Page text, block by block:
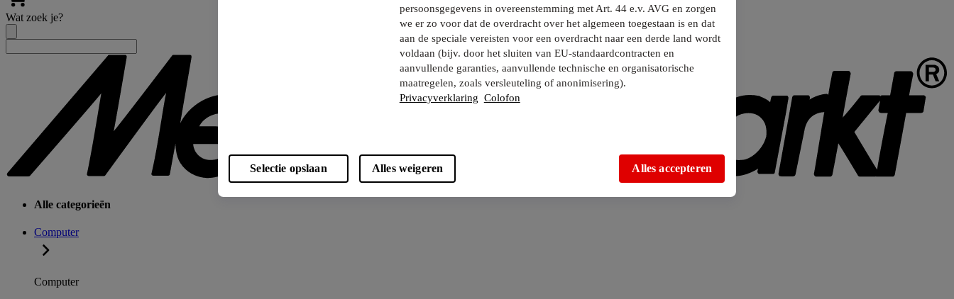
Wat zoek je?
Alle categorieën
Computer
Computer
persoonsgegevens in overeenstemming met Art. 44 e.v. AVG en zorgen
we er zo voor dat de overdracht over het algemeen toegestaan is en dat
aan de speciale vereisten voor een overdracht naar een derde land wordt
voldaan (bijv. door het sluiten van EU-standaardcontracten en
aanvullende garanties, aanvullende technische en organisatorische
maatregelen, zoals versleuteling of anonimisering).
Privacyverklaring Colofon
Selectie opslaan Alles weigeren Alles accepteren